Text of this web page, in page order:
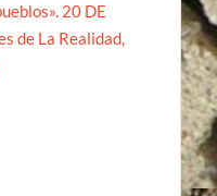
20 DE
de La Realidad,